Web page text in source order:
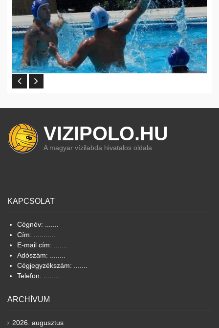
VIZIPOLO.HU
A magyar vízilabda hivatalos oldala
KAPCSOLAT
Cégnév: .......
Cím: ...........
E-mail cím: .......
Adószám: ........
Cégjegyzékszám: .......
Telefon: ........
ARCHÍVUM
2026. augusztus